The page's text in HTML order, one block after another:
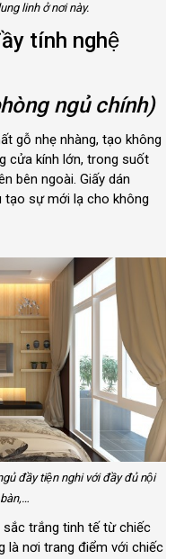
linh ở nơi này.
tính nghệ
ngủ chính)
gỗ nhẹ nhàng, tạo không
cửa kính lớn, trong suốt
bên ngoài. Giấy dán
tạo sự mới lạ cho không
nghi với đầy đủ nội
trắng tinh tế từ chiếc
là nơi trang điểm với chiếc